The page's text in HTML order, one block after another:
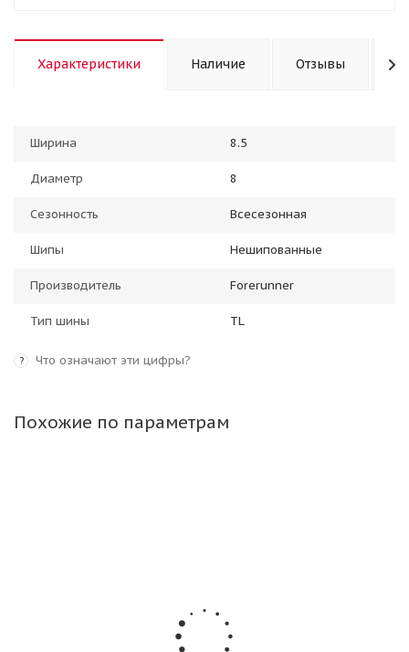
Характеристики Наличие Отзывы
Ширина 8.5
Диаметр 8
Сезонность Всесезонная
Шипы Нешипованные
Производитель Forerunner
Тип шины TL
? Что означают эти цифры?
Похожие по параметрам